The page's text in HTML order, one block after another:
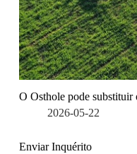
O Osthole pode substituir
2026-05-22
Enviar Inquérito